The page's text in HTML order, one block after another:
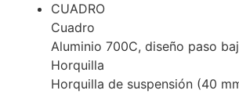
CUADRO
Cuadro
Aluminio 700C, diseño paso
Horquilla
Horquilla de suspensión (40